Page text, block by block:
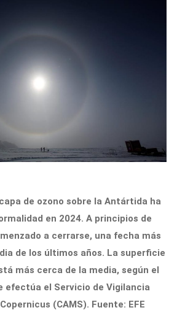
de ozono sobre la Antártida ha
en 2024. A principios de
a cerrarse, una fecha más
de los últimos años. La superficie
más cerca de la media, según el
efectúa el Servicio de Vigilancia
(CAMS). Fuente: EFE